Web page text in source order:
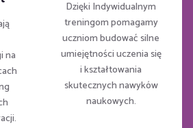
na
Dzięki Indywidualnym
treningom pomagamy
uczniom budować silne
umiejętności uczenia się
i kształtowania
skutecznych nawyków
naukowych.